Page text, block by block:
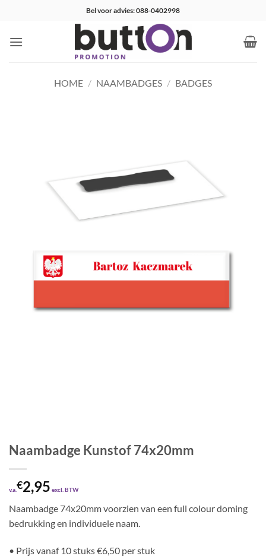
inhoud
Bel voor advies: 088-0402998
HOME / NAAMBADGES / BADGES
Naambadge Kunstof 74x20mm
v.a.€2,95 excl. BTW
Naambadge 74x20mm voorzien van een full colour doming
bedrukking en individuele naam.
• Prijs vanaf 10 stuks €6,50 per stuk